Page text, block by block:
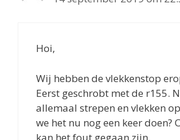
Hoi,
Wij hebben de vlekkenstop
Eerst geschrobt met de r155.
allemaal strepen en vlekken
we het nu nog een keer doen?